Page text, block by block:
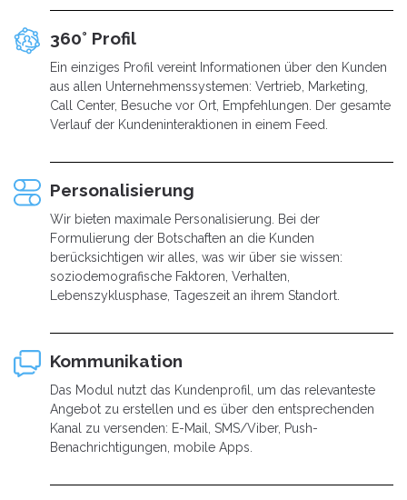
360° Profil
Ein einziges Profil vereint Informationen über den Kunden
aus allen Unternehmenssystemen: Vertrieb, Marketing,
Call Center, Besuche vor Ort, Empfehlungen. Der gesamte
Verlauf der Kundeninteraktionen in einem Feed.
Personalisierung
Wir bieten maximale Personalisierung. Bei der
Formulierung der Botschaften an die Kunden
berücksichtigen wir alles, was wir über sie wissen:
soziodemografische Faktoren, Verhalten,
Lebenszyklusphase, Tageszeit an ihrem Standort.
Kommunikation
Das Modul nutzt das Kundenprofil, um das relevanteste
Angebot zu erstellen und es über den entsprechenden
Kanal zu versenden: E-Mail, SMS/Viber, Push-
Benachrichtigungen, mobile Apps.